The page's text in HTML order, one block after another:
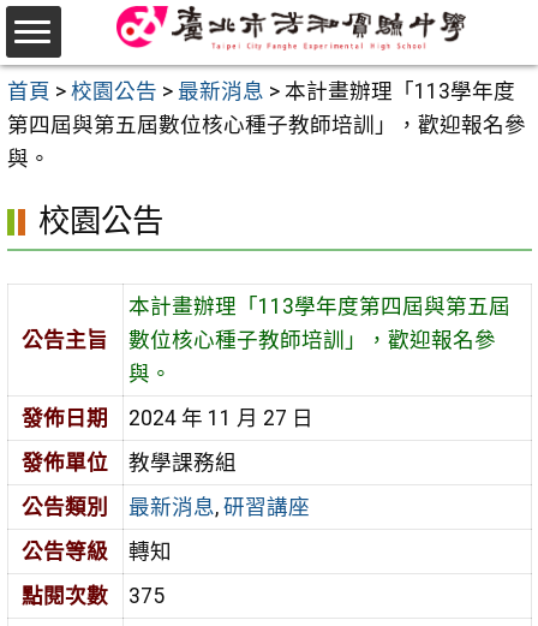
跳
至
主
要
內
首頁 > 校園公告 > 最新消息 > 本計畫辦理「113學年度
第四屆與第五屆數位核心種子教師培訓」，歡迎報名參
與。
校園公告
公告主旨
本計畫辦理「113學年度第四屆與第五屆
數位核心種子教師培訓」，歡迎報名參
與。
發佈日期
2024 年 11 月 27 日
發佈單位
教學課務組
公告類別
最新消息, 研習講座
公告等級
轉知
點閱次數
375
選
單